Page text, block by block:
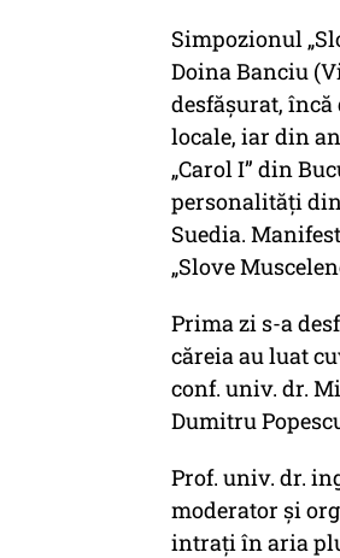
Simpozionul
Doina Banciu
desfăşurat,
locale, iar din
„Carol I” din
personalităţi
Suedia.
„Slove
Prima zi s-a
căreia au luat
conf. univ. dr.
Dumitru
Prof. univ. dr.
moderator şi
intraţi în aria